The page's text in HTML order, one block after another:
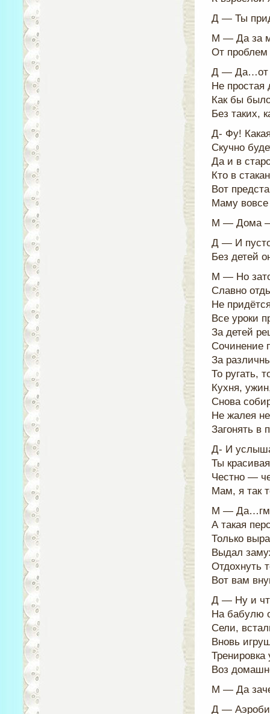
Д — Ты
М — Да за
От проблем
Д — Да…от
Не
Как бы
Без таких,
Д- Фу!
Скучно
Да и в
Кто в
Вот
Маму вовсе
М — Дома —
Д — И
Без детей
М — Но
Славно
Не
Все уроки
За детей
Сочинение
За
То ругать,
Кухня,
Снова
Не жалея
Загонять в
Д- И
Ты
Честно —
Мам, я так
М — Да…гм-
А такая
Только
Выдал
Отдохнуть
Вот вам
Д — Ну и
На бабулю
Сели,
Вновь
Тренировка
Воз
М — Да
Д —